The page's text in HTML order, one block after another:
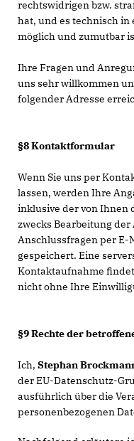
rechtswidrigen bzw.
hat, und es technisch
möglich und zumutbar
Ihre Fragen und
uns sehr willkommen
folgender Adresse
§8 Kontaktformular
Wenn Sie uns per
lassen, werden Ihre
inklusive der von Ihnen
zwecks Bearbeitung
Anschlussfragen per E-
gespeichert. Eine
Kontaktaufnahme
nicht ohne Ihre
§9 Rechte der
Ich, Stephan
der EU-Datenschutz-
ausführlich über die
personenbezogenen